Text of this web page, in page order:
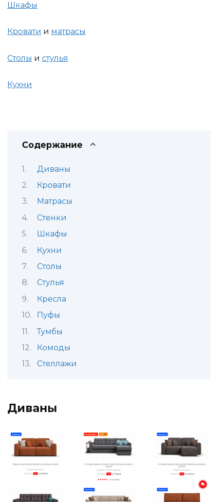
Шкафы
Кровати и матрасы
Столы и стулья
Кухни
Содержание
Диваны
Кровати
Матрасы
Стенки
Шкафы
Кухни
Столы
Стулья
Кресла
Пуфы
Тумбы
Комоды
Стеллажи
Диваны